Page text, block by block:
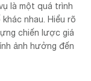
là một quá trình
nhau. Hiểu rõ
chiến lược giá
ảnh hưởng đến